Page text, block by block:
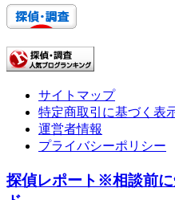
サイトマップ
特定商取引に基づく表
運営者情報
プライバシーポリシー
探偵レポート※相談前